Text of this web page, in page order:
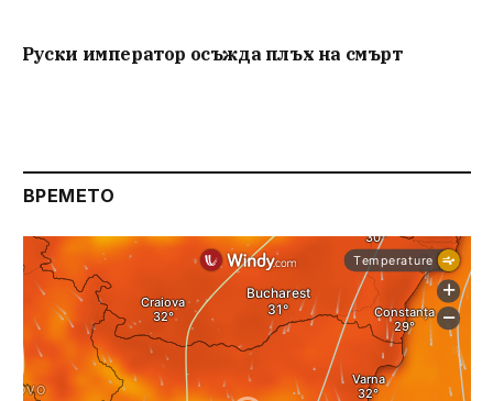
Руски император осъжда плъх на смърт
ВРЕМЕТО